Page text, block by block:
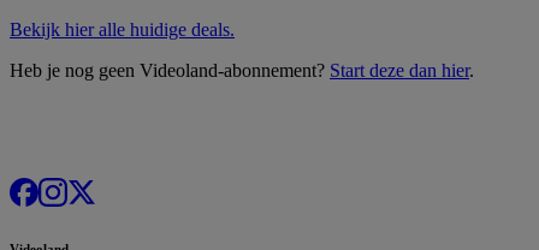
Bekijk hier alle huidige deals.
Heb je nog geen Videoland-abonnement? Start deze dan hier.